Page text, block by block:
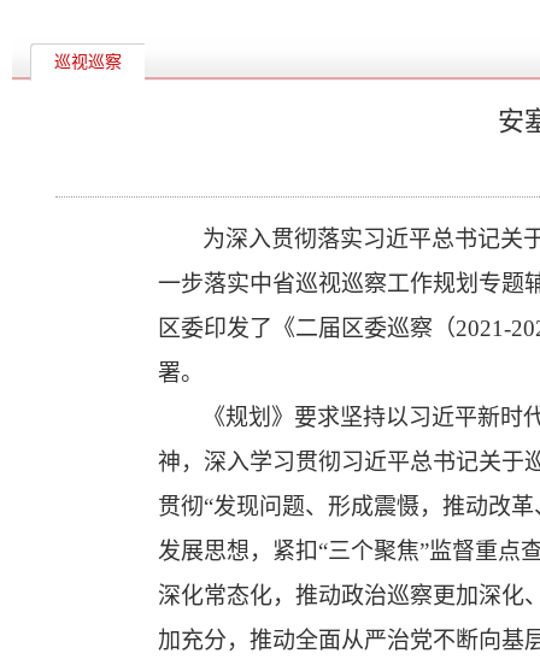
巡视巡察
安
为深入贯彻落实习近平总书记关
一步落实中省巡视巡察工作规划专题
区委印发了《二届区委巡察（2021-
署。
《规划》要求坚持以习近平新
神，深入学习贯彻习近平总书记关于
贯彻“发现问题、形成震慑，推动改
发展思想，紧扣“三个聚焦”监督重点
深化常态化，推动政治巡察更加深化
加充分，推动全面从严治党不断向基